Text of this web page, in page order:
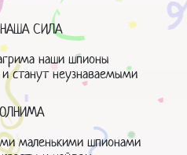
СИЛА
наши шпионы
и станут неузнаваемыми
маленькими шпионами